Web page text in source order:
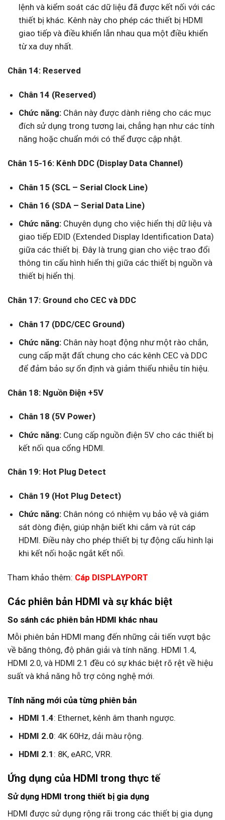
lệnh và kiểm soát các dữ liệu đã được kết nối với các
thiết bị khác. Kênh này cho phép các thiết bị HDMI
giao tiếp và điều khiển lẫn nhau qua một điều khiển
từ xa duy nhất.
Chân 14: Reserved
Chân 14 (Reserved)
Chức năng:Chân này được dành riêng cho các mục
đích sử dụng trong tương lai, chẳng hạn như các tính
năng hoặc chuẩn mới có thể được cập nhật.
Chân 15-16: Kênh DDC (Display Data Channel)
Chân 15 (SCL – Serial Clock Line)
Chân 16 (SDA – Serial Data Line)
Chức năng:Chuyên dụng cho việc hiển thị dữ liệu và
giao tiếp EDID (Extended Display Identification Data)
giữa các thiết bị. Đây là trung gian cho việc trao đổi
thông tin cấu hình hiển thị giữa các thiết bị nguồn và
thiết bị hiển thị.
Chân 17: Ground cho CEC và DDC
Chân 17 (DDC/CEC Ground)
Chức năng:Chân này hoạt động như một rào chắn,
cung cấp mặt đất chung cho các kênh CEC và DDC
để đảm bảo sự ổn định và giảm thiểu nhiễu tín hiệu.
Chân 18: Nguồn Điện +5V
Chân 18 (5V Power)
Chức năng:Cung cấp nguồn điện 5V cho các thiết bị
kết nối qua cổng HDMI.
Chân 19: Hot Plug Detect
Chân 19 (Hot Plug Detect)
Chức năng:Chân nóng có nhiệm vụ bảo vệ và giám
sát dòng điện, giúp nhận biết khi cắm và rút cáp
HDMI. Điều này cho phép thiết bị tự động cấu hình lại
khi kết nối hoặc ngắt kết nối.
Tham khảo thêm: Cáp DISPLAYPORT
Các phiên bản HDMI và sự khác biệt
So sánh các phiên bản HDMI khác nhau
Mỗi phiên bản HDMI mang đến những cải tiến vượt bậc
về băng thông, độ phân giải và tính năng. HDMI 1.4,
HDMI 2.0, và HDMI 2.1 đều có sự khác biệt rõ rệt về hiệu
suất và khả năng hỗ trợ công nghệ mới.
Tính năng mới của từng phiên bản
HDMI 1.4: Ethernet, kênh âm thanh ngược.
HDMI 2.0: 4K 60Hz, dải màu rộng.
HDMI 2.1 : 8K, eARC, VRR.
Ứng dụng của HDMI trong thực tế
Sử dụng HDMI trong thiết bị gia dụng
HDMI được sử dụng rộng rãi trong các thiết bị gia dụng